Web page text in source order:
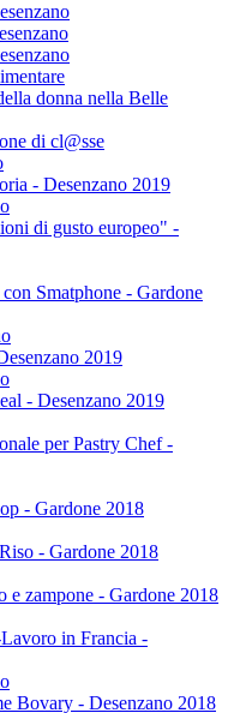
donna nella Belle
di cl@sse
- Desenzano 2019
di gusto europeo" -
Smatphone - Gardone
2019
- Desenzano 2019
per Pastry Chef -
- Gardone 2018
- Gardone 2018
e zampone - Gardone 2018
in Francia -
Bovary - Desenzano 2018